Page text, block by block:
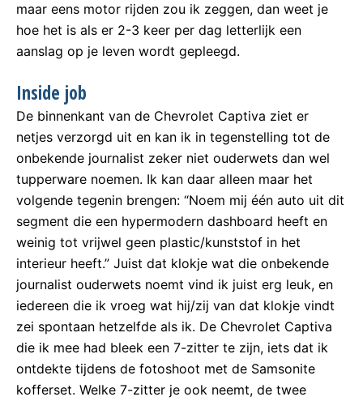
maar eens motor rijden zou ik zeggen, dan weet je
hoe het is als er 2-3 keer per dag letterlijk een
aanslag op je leven wordt gepleegd.
Inside job
De binnenkant van de Chevrolet Captiva ziet er
netjes verzorgd uit en kan ik in tegenstelling tot de
onbekende journalist zeker niet ouderwets dan wel
tupperware noemen. Ik kan daar alleen maar het
volgende tegenin brengen: “Noem mij één auto uit dit
segment die een hypermodern dashboard heeft en
weinig tot vrijwel geen plastic/kunststof in het
interieur heeft.” Juist dat klokje wat die onbekende
journalist ouderwets noemt vind ik juist erg leuk, en
iedereen die ik vroeg wat hij/zij van dat klokje vindt
zei spontaan hetzelfde als ik. De Chevrolet Captiva
die ik mee had bleek een 7-zitter te zijn, iets dat ik
ontdekte tijdens de fotoshoot met de Samsonite
kofferset. Welke 7-zitter je ook neemt, de twee